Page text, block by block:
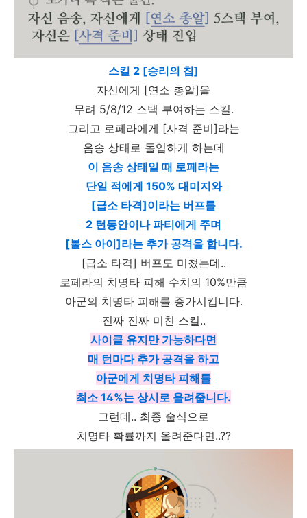
스킬 2 [승리의 칩]
자신에게 [연소 총알]을
무려 5/8/12 스택 부여하는 스킬.
그리고 로페라에게 [사격 준비]라는
음송 상태로 돌입하게 하는데
이 음송 상태일 때 로페라는
단일 적에게 150% 대미지와
[급소 타격]이라는 버프를
2 턴동안이나 파티에게 주며
[불스 아이]라는 추가 공격을 합니다.
[급소 타격] 버프도 미쳤는데..
로페라의 치명타 피해 수치의 10%만큼
아군의 치명타 피해를 증가시킵니다.
진짜 진짜 미친 스킬..
사이클 유지만 가능하다면
매 턴마다 추가 공격을 하고
아군에게 치명타 피해를
최소 14%는 상시로 올려줍니다.
그런데.. 최종 술식으로
치명타 확률까지 올려준다면..??